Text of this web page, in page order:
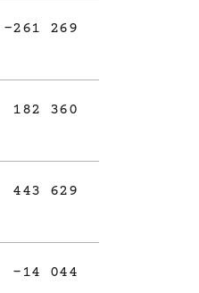
-261 269
182 360
443 629
-14 044